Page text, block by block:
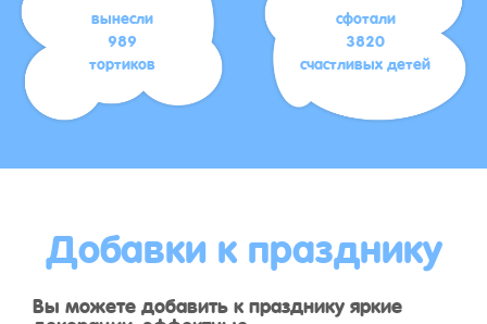
вынесли
989
тортиков
сфотали
3820
счастливых детей
Добавки к празднику
Вы можете добавить к празднику яркие